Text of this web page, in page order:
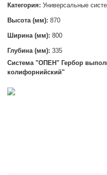
Категория: Универсальные
Высота (мм): 870
Ширина (мм): 800
Глубина (мм): 335
Система "ОПЕН" Гербор
колифорнийский"